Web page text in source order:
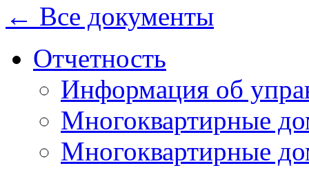
← Все документы
Отчетность
Информация об
Многоквартирные
Многоквартирные